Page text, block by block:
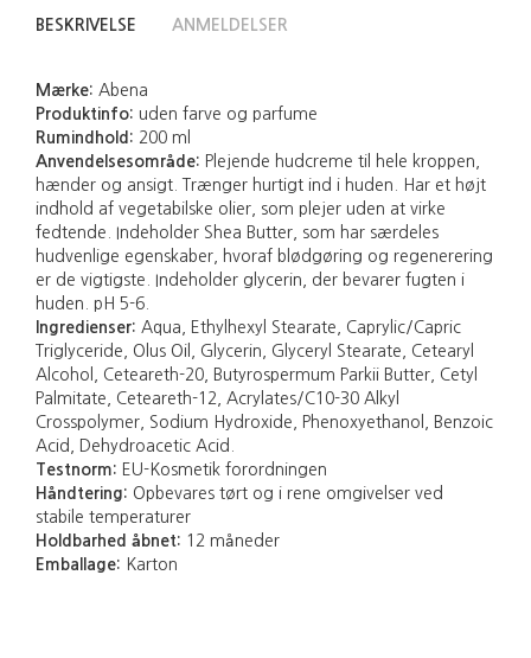
BESKRIVELSE ANMELDELSER
Mærke: Abena
Produktinfo: uden farve og parfume
Rumindhold: 200 ml
Anvendelsesområde: Plejende hudcreme til hele kroppen,
hænder og ansigt. Trænger hurtigt ind i huden. Har et højt
indhold af vegetabilske olier, som plejer uden at virke
fedtende. Indeholder Shea Butter, som har særdeles
hudvenlige egenskaber, hvoraf blødgøring og regenerering
er de vigtigste. Indeholder glycerin, der bevarer fugten i
huden. pH 5-6.
Ingredienser: Aqua, Ethylhexyl Stearate, Caprylic/Capric
Triglyceride, Olus Oil, Glycerin, Glyceryl Stearate, Cetearyl
Alcohol, Ceteareth-20, Butyrospermum Parkii Butter, Cetyl
Palmitate, Ceteareth-12, Acrylates/C10-30 Alkyl
Crosspolymer, Sodium Hydroxide, Phenoxyethanol, Benzoic
Acid, Dehydroacetic Acid.
Testnorm: EU-Kosmetik forordningen
Håndtering: Opbevares tørt og i rene omgivelser ved
stabile temperaturer
Holdbarhed åbnet: 12 måneder
Emballage: Karton